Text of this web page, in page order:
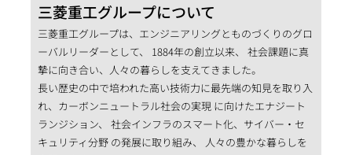
三菱重工グループについて
三菱重工グループは、エンジニアリングとものづくりのグロ
ーバルリーダーとして、 1884年の創立以来、 社会課題に真
摯に向き合い、人々の暮らしを支えてきました。
長い歴史の中で培われた高い技術力に最先端の知見を取り入
れ、カーボンニュートラル社会の実現 に向けたエナジート
ランジション、 社会インフラのスマート化、サイバー・セ
キュリティ分野 の発展に取り組み、 人々の豊かな暮らしを